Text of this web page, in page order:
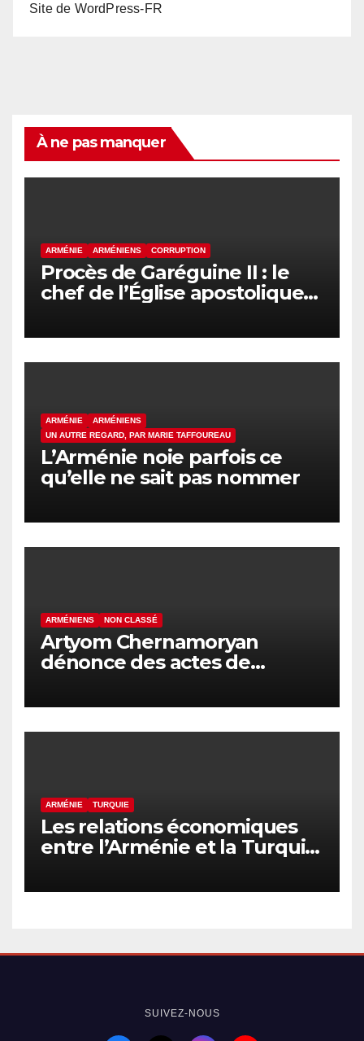
Site de WordPress-FR
À ne pas manquer
ARMÉNIE ARMÉNIENS CORRUPTION
Procès de Garéguine II : le
chef de l’Église apostolique
ce vendredi
ARMÉNIE
ARMÉNIENS
UN AUTRE REGARD, PAR MARIE TAFFOUREAU
L’Arménie noie parfois ce
qu’elle ne sait pas nommer
ARMÉNIENS NON CLASSÉ
Artyom Chernamoryan
dénonce des actes de
Arméniens en Israël
ARMÉNIE TURQUIE
Les relations économiques
entre l’Arménie et la Turquie
SUIVEZ-NOUS